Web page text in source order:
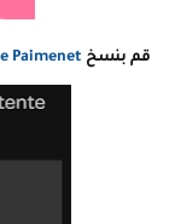
قم بنسخ